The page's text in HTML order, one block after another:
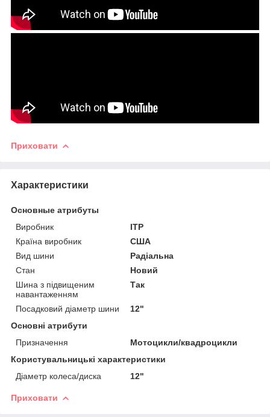
Приховати
Характеристики
Основные атрибуты
Виробник
ITP
Країна виробник
США
Вид шини
Радіальна
Стан
Новий
Шина з підвищеним
навантаженням
Так
Посадковий діаметр шини
12"
Основні атрибути
Призначення
Мотоцикли/квадроцикли
Користувальницькі характеристики
Діаметр колеса/диска
12"
Приховати